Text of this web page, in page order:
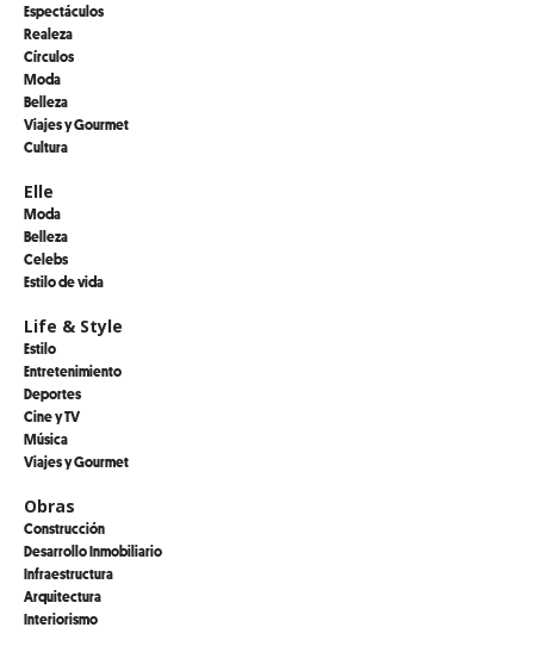
Espectáculos
Realeza
Círculos
Moda
Belleza
Viajes y Gourmet
Cultura
Elle
Moda
Belleza
Celebs
Estilo de vida
Life & Style
Estilo
Entretenimiento
Deportes
Cine y TV
Música
Viajes y Gourmet
Obras
Construcción
Desarrollo Inmobiliario
Infraestructura
Arquitectura
Interiorismo